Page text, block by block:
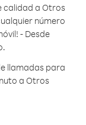
calidad a Otros
número
- Desde
llamadas para
a Otros